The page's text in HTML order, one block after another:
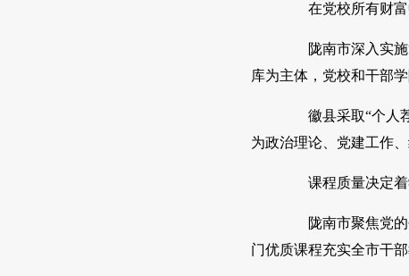
在党校所有财富中
陇南市深入实施“
库为主体，党校和干部
徽县采取“个人荐
为政治理论、党建工作
课程质量决定着
陇南市聚焦党的创
门优质课程充实全市干